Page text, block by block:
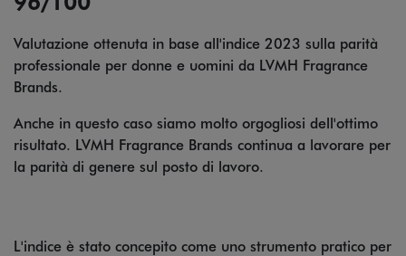
Valutazione ottenuta in base all'indice 2023 sulla parità
professionale per donne e uomini da LVMH Fragrance
Brands.
Anche in questo caso siamo molto orgogliosi dell'ottimo
risultato. LVMH Fragrance Brands continua a lavorare per
la parità di genere sul posto di lavoro.
L'indice è stato concepito come uno strumento pratico per